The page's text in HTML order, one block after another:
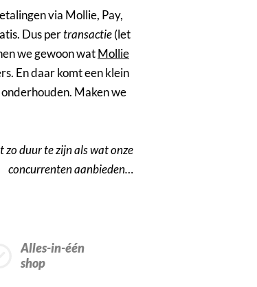
via Mollie, Pay,
Dus pertransactie(let
we gewoon watMollie
En daar komt een klein
Maken we
duur te zijn als wat onze
concurrenten aanbieden…
Alles-in-één
shop